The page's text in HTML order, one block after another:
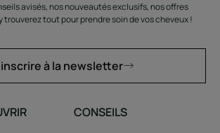
avisés, nos nouveautés exclusifs, nos offres
trouverez tout pour prendre soin de vos cheveux !
à la newsletter
CONSEILS